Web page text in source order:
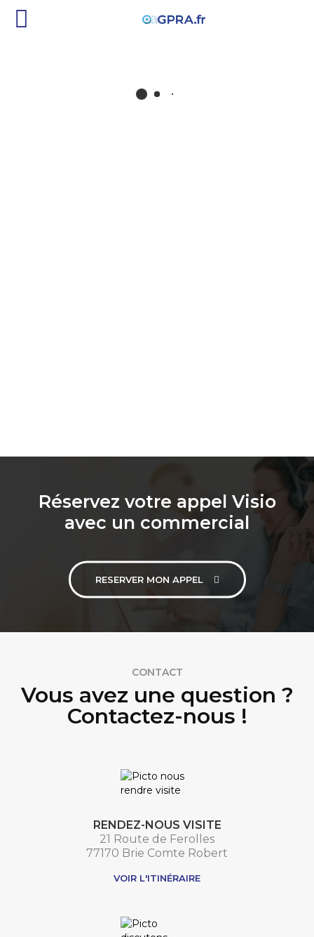
Réservez votre appel Visio
avec un commercial
RESERVER MON APPEL
CONTACT
Vous avez une question ?
Contactez-nous !
RENDEZ-NOUS VISITE
21 Route de Ferolles
77170 Brie Comte Robert
VOIR L'ITINÉRAIRE